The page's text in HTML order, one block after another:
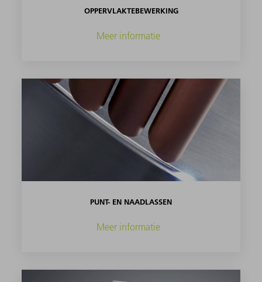
OPPERVLAKTEBEWERKING
Meer informatie
PUNT- EN NAADLASSEN
Meer informatie